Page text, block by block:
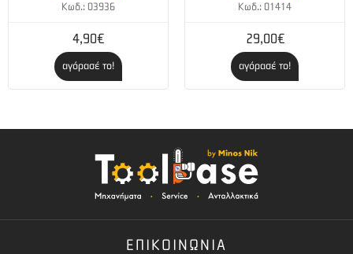
Κωδ.: 03936
4,90€
αγόρασέ το!
Κωδ.: 01414
29,00€
αγόρασέ το!
ΕΠΙΚΟΙΝΩΝΙΑ